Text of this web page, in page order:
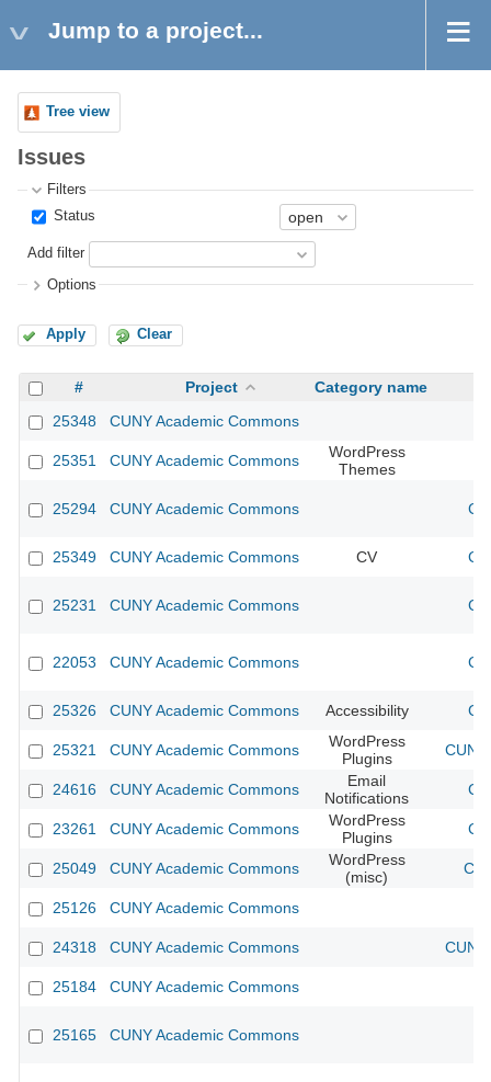
Jump to a project...
Tree view
Issues
Filters
Status
Add filter
Options
Apply Clear
# Project
Category name
25348
CUNY Academic Commons
25351 CUNY Academic Commons
WordPress
Themes
25294 CUNY Academic Commons
25349 CUNY Academic Commons CV
25231 CUNY Academic Commons
22053 CUNY Academic Commons
25326 CUNY Academic Commons Accessibility
25321 CUNY Academic Commons
WordPress
Plugins
24616 CUNY Academic Commons
Email
Notifications
23261 CUNY Academic Commons
WordPress
Plugins
25049 CUNY Academic Commons
WordPress
(misc)
25126 CUNY Academic Commons
24318 CUNY Academic Commons
25184 CUNY Academic Commons
25165 CUNY Academic Commons